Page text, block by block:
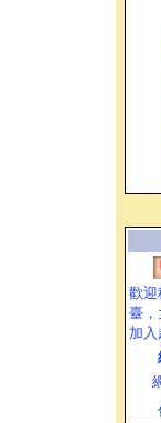
歡迎
臺，
加